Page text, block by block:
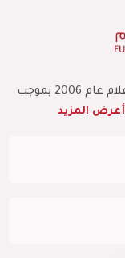
التأسيس تأسست هيئة الفجيرة للثقافة والإعلام عام 2006 بموجب
أعرض المزيد